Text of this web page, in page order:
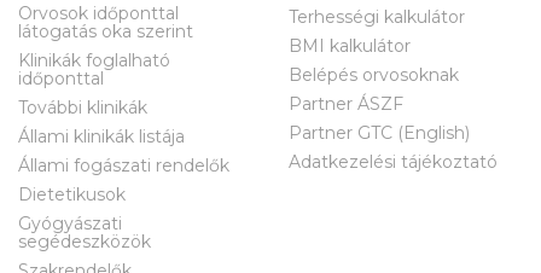
Orvosok időponttal
látogatás oka szerint
Klinikák foglalható
időponttal
További klinikák
Állami klinikák listája
Állami fogászati rendelők
Dietetikusok
Gyógyászati
segédeszközök
Terhességi kalkulátor
BMI kalkulátor
Belépés orvosoknak
Partner ÁSZF
Partner GTC (English)
Adatkezelési tájékoztató